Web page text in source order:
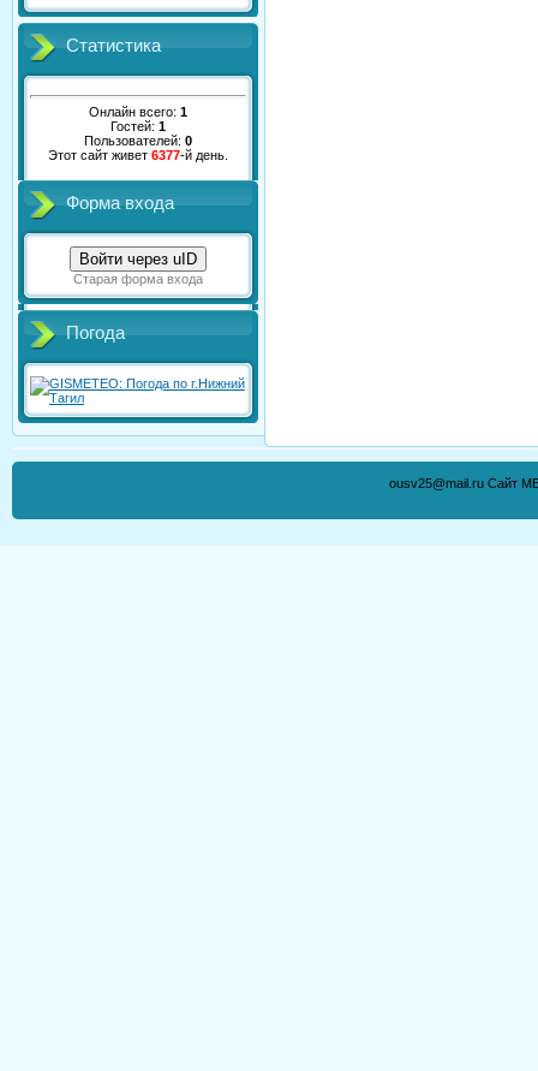
Статистика
Онлайн всего: 1
Гостей: 1
Пользователей: 0
Этот сайт живет 6377-й день.
Форма входа
Войти через uID
Старая форма входа
Погода
ousv25@mail.ru Сайт